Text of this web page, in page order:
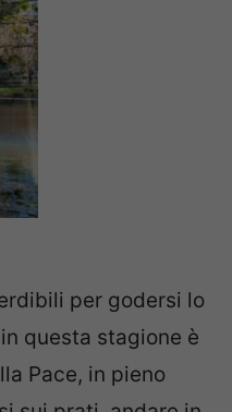
per godersi lo
questa stagione è
Pace, in pieno